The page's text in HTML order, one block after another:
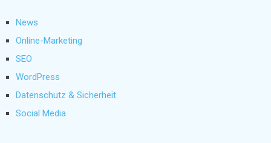
News
Online-Marketing
SEO
WordPress
Datenschutz & Sicherheit
Social Media